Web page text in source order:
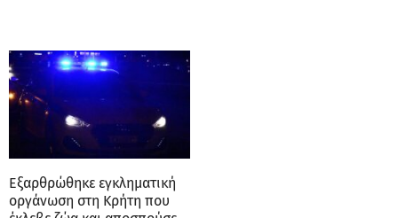
Εξαρθρώθηκε εγκληματική
οργάνωση στη Κρήτη που